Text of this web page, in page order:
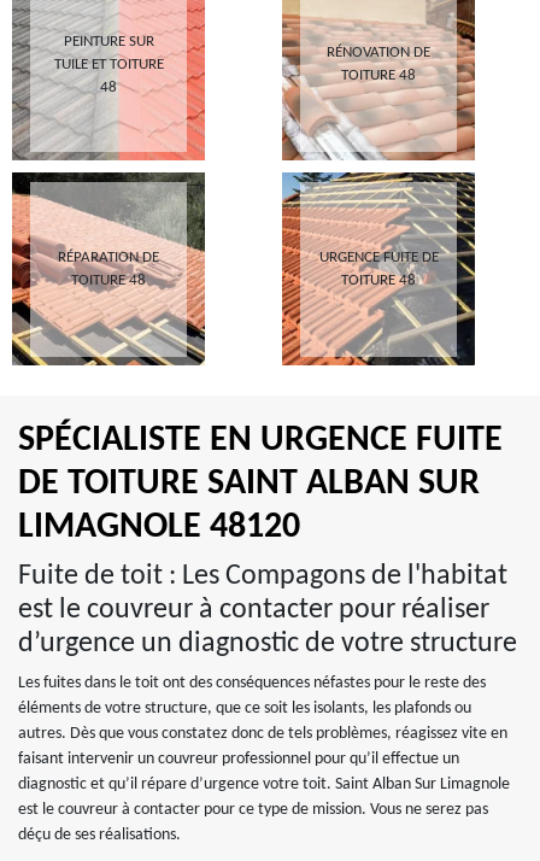
PEINTURE SUR
TUILE ET TOITURE
48
RÉNOVATION DE
TOITURE 48
RÉPARATION DE
TOITURE 48
URGENCE FUITE DE
TOITURE 48
SPÉCIALISTE EN URGENCE FUITE
DE TOITURE SAINT ALBAN SUR
LIMAGNOLE 48120
Fuite de toit : Les Compagons de l'habitat
est le couvreur à contacter pour réaliser
d’urgence un diagnostic de votre structure
Les fuites dans le toit ont des conséquences néfastes pour le reste des
éléments de votre structure, que ce soit les isolants, les plafonds ou
autres. Dès que vous constatez donc de tels problèmes, réagissez vite en
faisant intervenir un couvreur professionnel pour qu’il effectue un
diagnostic et qu’il répare d’urgence votre toit. Saint Alban Sur Limagnole
est le couvreur à contacter pour ce type de mission. Vous ne serez pas
déçu de ses réalisations.